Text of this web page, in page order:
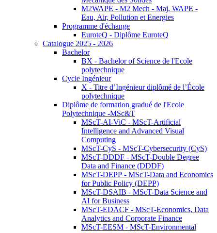
M2WAPE - M2 Mech - Maj. WAPE -
Eau, Air, Pollution et Energies
Programme d'échange
EuroteQ - Diplôme EuroteQ
Catalogue 2025 - 2026
Bachelor
BX - Bachelor of Science de l'Ecole
polytechnique
Cycle Ingénieur
X - Titre d’Ingénieur diplômé de l’École
polytechnique
Diplôme de formation gradué de l'Ecole
Polytechnique -MSc&T
MScT-AI-ViC - MScT-Artificial
Intelligence and Advanced Visual
Computing
MScT-CyS - MScT-Cybersecurity (CyS)
MScT-DDDF - MScT-Double Degree
Data and Finance (DDDF)
MScT-DEPP - MScT-Data and Economics
for Public Policy (DEPP)
MScT-DSAIB - MScT-Data Science and
AI for Business
MScT-EDACF - MScT-Economics, Data
Analytics and Corporate Finance
MScT-EESM - MScT-Environmental